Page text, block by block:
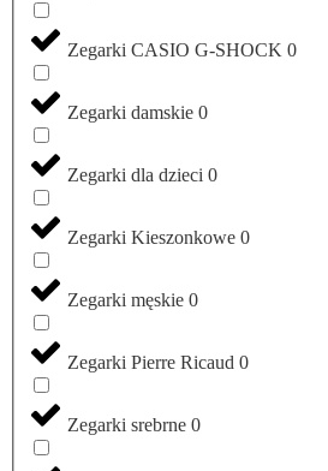
Zegarki CASIO G-SHOCK 0
Zegarki damskie 0
Zegarki dla dzieci 0
Zegarki Kieszonkowe 0
Zegarki męskie 0
Zegarki Pierre Ricaud 0
Zegarki srebrne 0